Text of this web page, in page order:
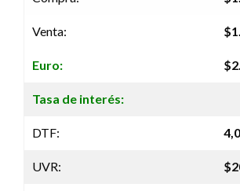
Venta:
Euro:
Tasa de interés:
DTF:
UVR: